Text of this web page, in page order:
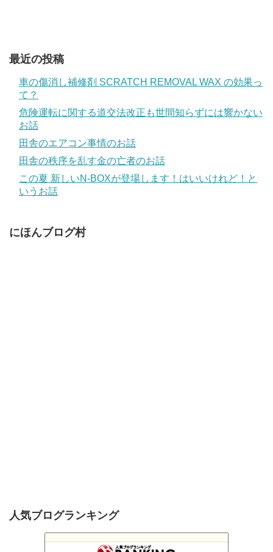
最近の投稿
車の傷消し補修剤 SCRATCH REMOVAL WAX の効果っ
て？
危険運転に関する道交法改正も世間知らずには響かない
お話
田舎のエアコン事情のお話
田舎の秩序を乱す金の亡者のお話
この夏 新しいN-BOXが登場します！はいいけれど！と
いうお話
にほんブログ村
人気ブログランキング